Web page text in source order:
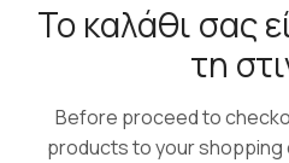
Το καλάθι σας
τη
Before proceed to
products to your shopping